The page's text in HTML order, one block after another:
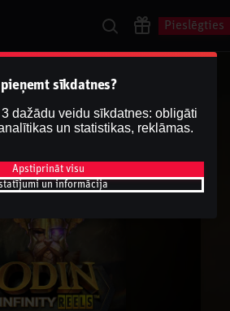
Pieslēgties
sīkdatnes?
dažādu veidu sīkdatnes: obligāti
un statistikas, reklāmas.
Apstiprināt visu
un informācija